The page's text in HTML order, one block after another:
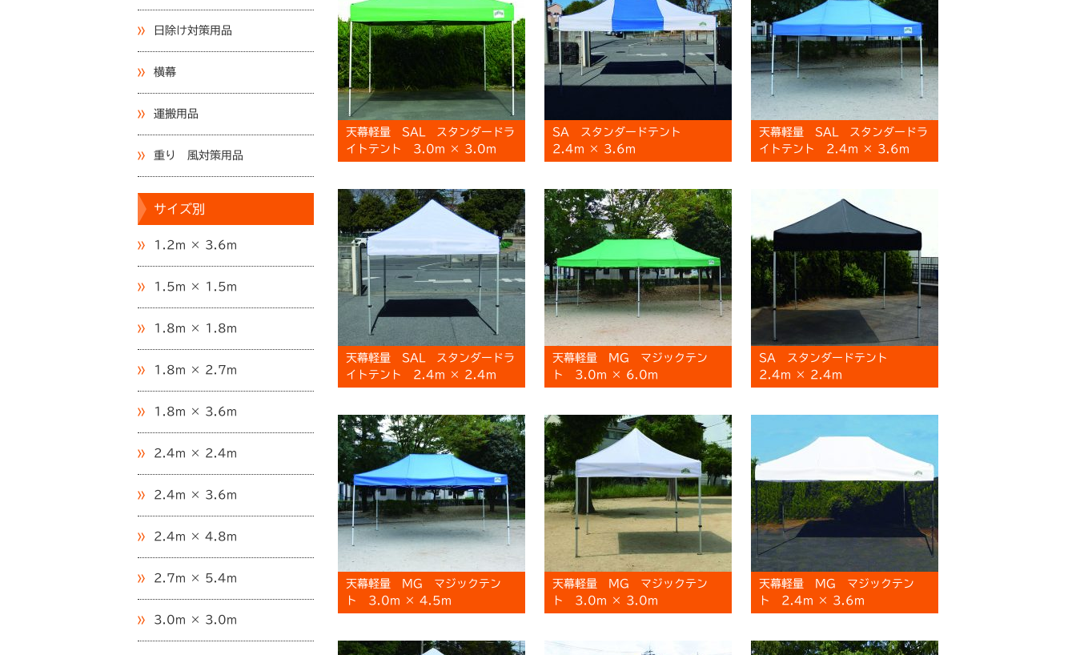
日除け対策用品
横幕
運搬用品
重り 風対策用品
サイズ別
1.2m × 3.6m
1.5m × 1.5m
1.8m × 1.8m
1.8m × 2.7m
1.8m × 3.6m
2.4m × 2.4m
2.4m × 3.6m
2.4m × 4.8m
2.7m × 5.4m
3.0m × 3.0m
天幕軽量 SAL スタンダードラ
イトテント 3.0m × 3.0m
SA スタンダードテント
2.4m × 3.6m
天幕軽量 SAL スタンダードラ
イトテント 2.4m × 3.6m
天幕軽量 SAL スタンダードラ
イトテント 2.4m × 2.4m
天幕軽量 MG マジックテン
ト 3.0m × 6.0m
SA スタンダードテント
2.4m × 2.4m
天幕軽量 MG マジックテン
ト 3.0m × 4.5m
天幕軽量 MG マジックテン
ト 3.0m × 3.0m
天幕軽量 MG マジックテン
ト 2.4m × 3.6m